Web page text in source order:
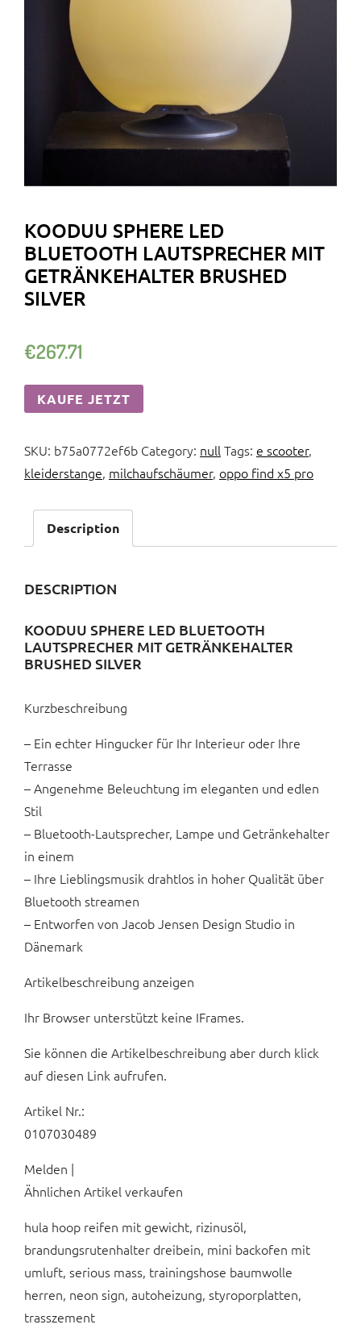
KOODUU SPHERE LED
BLUETOOTH LAUTSPRECHER MIT
GETRÄNKEHALTER BRUSHED
SILVER
€267.71
KAUFE JETZT
SKU: b75a0772ef6b Category: nullTags: e scooter,
kleiderstange, milchaufschäumer, oppo find x5 pro
Description
DESCRIPTION
KOODUU SPHERE LED BLUETOOTH
LAUTSPRECHER MIT GETRÄNKEHALTER
BRUSHED SILVER
Kurzbeschreibung
– Ein echter Hingucker für Ihr Interieur oder Ihre
Terrasse
– Angenehme Beleuchtung im eleganten und edlen
Stil
– Bluetooth-Lautsprecher, Lampe und Getränkehalter
in einem
– Ihre Lieblingsmusik drahtlos in hoher Qualität über
Bluetooth streamen
– Entworfen von Jacob Jensen Design Studio in
Dänemark
Artikelbeschreibung anzeigen
Ihr Browser unterstützt keine IFrames.
Sie können die Artikelbeschreibung aber durch klick
auf diesen Link aufrufen.
Artikel Nr.:
0107030489
Melden |
Ähnlichen Artikel verkaufen
hula hoop reifen mit gewicht, rizinusöl,
brandungsrutenhalter dreibein, mini backofen mit
umluft, serious mass, trainingshose baumwolle
herren, neon sign, autoheizung, styroporplatten,
trasszement